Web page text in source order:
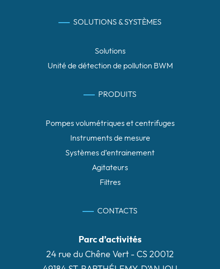
SOLUTIONS & SYSTÈMES
Solutions
Unité de détection de pollution BWM
PRODUITS
Pompes volumétriques et centrifuges
Instruments de mesure
Systèmes d’entrainement
Agitateurs
Filtres
CONTACTS
Parc d’activités
24 rue du Chêne Vert - CS 20012